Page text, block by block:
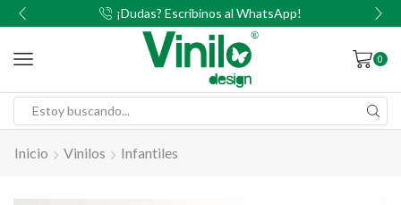
¡Dudas? Escribinos al WhatsApp!
0
Inicio Vinilos Infantiles